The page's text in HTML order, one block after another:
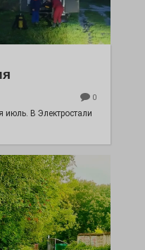
0
июль. В Электростали